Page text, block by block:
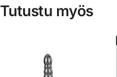
Tutustu myös